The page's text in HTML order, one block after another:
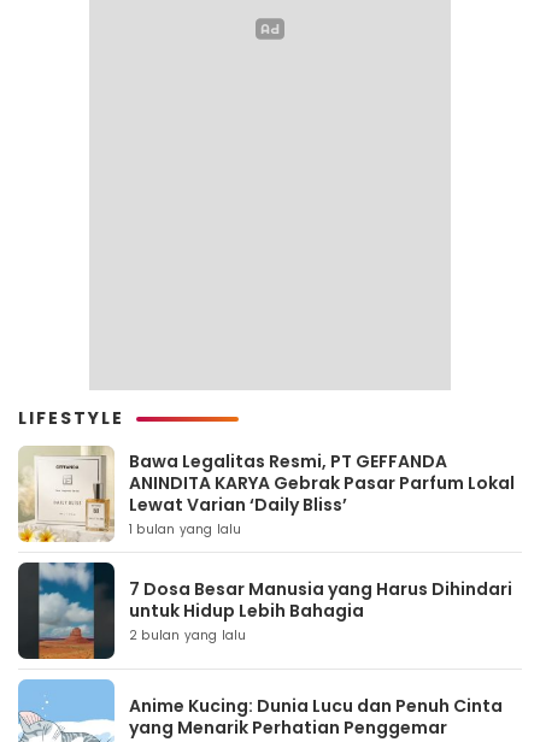
LIFESTYLE
Bawa Legalitas Resmi, PT GEFFANDA
ANINDITA KARYA Gebrak Pasar Parfum Lokal
Lewat Varian ‘Daily Bliss’
1 bulan yang lalu
7 Dosa Besar Manusia yang Harus Dihindari
untuk Hidup Lebih Bahagia
2 bulan yang lalu
Anime Kucing: Dunia Lucu dan Penuh Cinta
yang Menarik Perhatian Penggemar